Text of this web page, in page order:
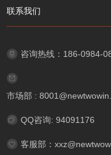
联系我们
咨询热线：186-0984-
市场部 :
QQ咨询: 94091176
客服部：